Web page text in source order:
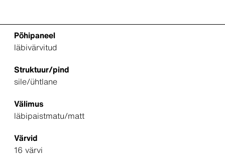
Põhipaneel
läbivärvitud
Struktuur/pind
sile/ühtlane
Välimus
läbipaistmatu/matt
Värvid
16 värvi